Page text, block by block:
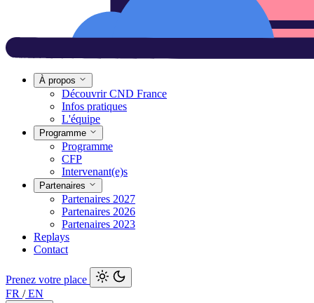
À propos
Découvrir CND France
Infos pratiques
L'équipe
Programme
Programme
CFP
Intervenant(e)s
Partenaires
Partenaires 2027
Partenaires 2026
Partenaires 2023
Replays
Contact
Prenez votre place
FR /EN